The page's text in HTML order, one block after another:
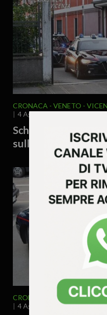
CRONACA VENETO
4 Agosto 2026 - 12.16
Schio, locale
sulla sicurezza sul
CRONACA VENETO
4 Agosto 2026 - 12.14